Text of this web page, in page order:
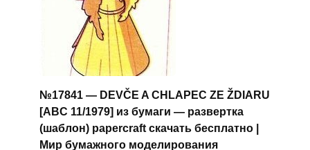
№17841 — DEVČE A CHLAPEC ZE ŽDIARU
[ABC 11/1979] из бумаги — развертка
(шаблон) papercraft скачать бесплатно |
Мир бумажного моделирования